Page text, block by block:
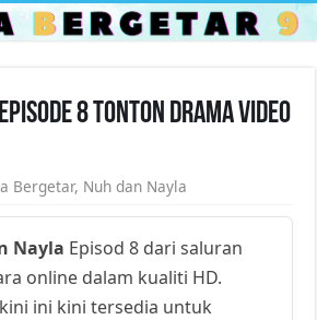
8 Tonton Drama Video
Bergetar, Nuh dan Nayla
Nayla Episod 8 dari saluran
online dalam kualiti HD.
ini kini tersedia untuk